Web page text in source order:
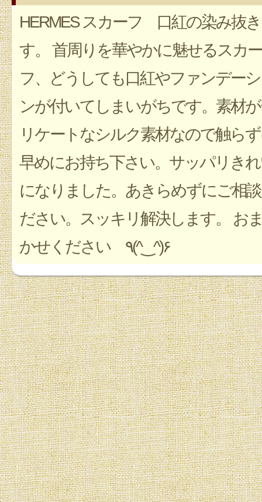
HERMES スカーフ 口紅の染み抜
す。 首周りを華やかに魅せるスカー
フ、どうしても口紅やファンデー
ンが付いてしまいがちです。素材
リケートなシルク素材なので触ら
早めにお持ち下さい。サッパリき
になりました。あきらめずにご相
ださい。スッキリ解決します。 お
かせください ٩(^‿^)۶